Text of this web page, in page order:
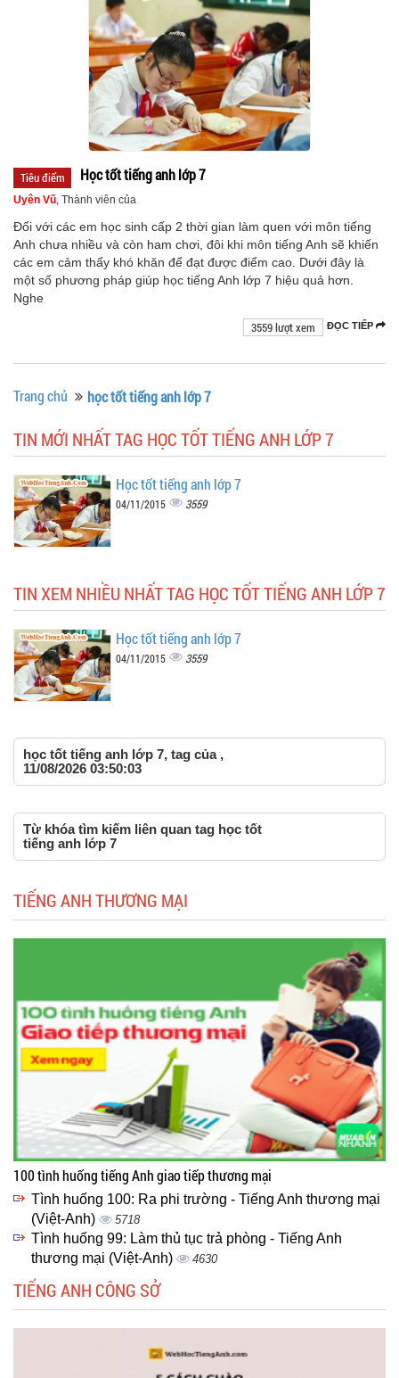
Tiêu điểm Học tốt tiếng anh lớp 7
Uyên Vũ , Thành viên của
Đối với các em học sinh cấp 2 thời gian làm quen với môn tiếng
Anh chưa nhiều và còn ham chơi, đôi khi môn tiếng Anh sẽ khiến
các em cảm thấy khó khăn để đạt được điểm cao. Dưới đây là
một số phương pháp giúp học tiếng Anh lớp 7 hiệu quả hơn.
Nghe
ĐỌC TIẾP
3559 lượt xem
Trang chủ học tốt tiếng anh lớp 7
TIN MỚI NHẤT TAG HỌC TỐT TIẾNG ANH LỚP 7
Học tốt tiếng anh lớp 7
04/11/2015 3559
TIN XEM NHIỀU NHẤT TAG HỌC TỐT TIẾNG ANH LỚP 7
Học tốt tiếng anh lớp 7
04/11/2015 3559
học tốt tiếng anh lớp 7, tag của ,
11/08/2026 03:50:03
Từ khóa tìm kiếm liên quan tag học tốt
tiếng anh lớp 7
TIẾNG ANH THƯƠNG MẠI
100 tình huống tiếng Anh giao tiếp thương mại
Tình huống 100: Ra phi trường - Tiếng Anh thương mại
(Việt-Anh)
5718
Tình huống 99: Làm thủ tục trả phòng - Tiếng Anh
thương mại (Việt-Anh)
4630
TIẾNG ANH CÔNG SỞ